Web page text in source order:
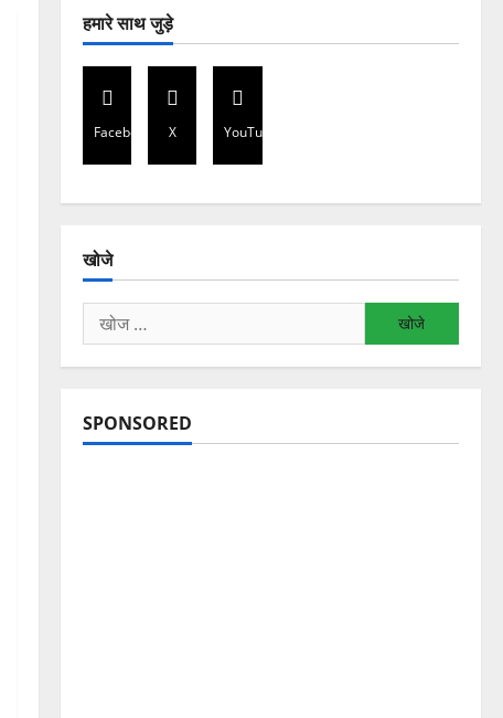
हमारे साथ जुड़े
Facebook X YouTube
खोजे
निम्न
को
खोजें:
SPONSORED